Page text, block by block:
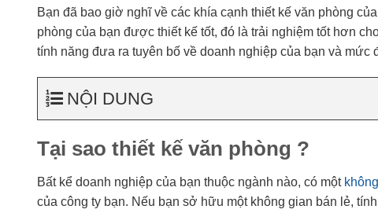
Bạn đã bao giờ nghĩ về các khía cạnh thiết kế văn phòng
phòng của bạn được thiết kế tốt, đó là trải nghiệm tốt hơn
tính năng đưa ra tuyên bố về doanh nghiệp của bạn và mức
NỘI DUNG
Tại sao thiết kế văn phòng ?
Bất kể doanh nghiệp của bạn thuộc ngành nào, có một
của công ty bạn. Nếu bạn sở hữu một không gian bán lẻ,